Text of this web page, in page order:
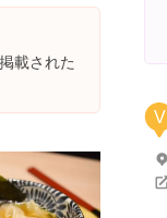
載された
V